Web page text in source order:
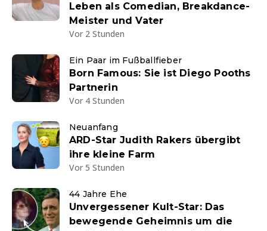
Leben als Comedian, Breakdance-
Meister und Vater
Vor 2 Stunden
Ein Paar im Fußballfieber
Born Famous: Sie ist Diego Pooths
Partnerin
Vor 4 Stunden
Neuanfang
ARD-Star Judith Rakers übergibt
ihre kleine Farm
Vor 5 Stunden
44 Jahre Ehe
Unvergessener Kult-Star: Das
bewegende Geheimnis um die